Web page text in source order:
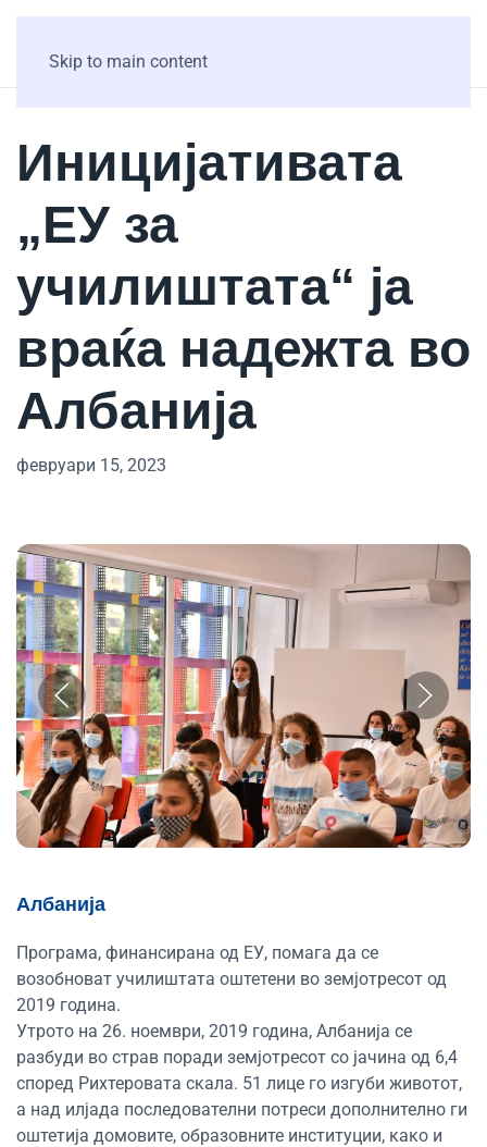
Skip to main content
Иницијативата
„ЕУ за
училиштата“ ја
враќа надежта во
Албанија
февруари 15, 2023
Албанија
Програма, финансирана од ЕУ, помага да се
возобноват училиштата оштетени во земјотресот од
2019 година.
Утрото на 26. ноември, 2019 година, Албанија се
разбуди во страв поради земјотресот со јачина од 6,4
според Рихтеровата скала. 51 лице го изгуби животот,
а над илјада последователни потреси дополнително ги
оштетија домовите, образовните институции, како и